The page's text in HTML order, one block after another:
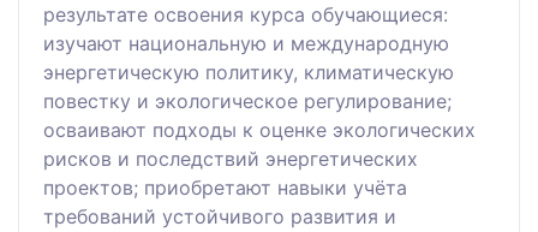
результате освоения курса обучающиеся:
изучают национальную и международную
энергетическую политику, климатическую
повестку и экологическое регулирование;
осваивают подходы к оценке экологических
рисков и последствий энергетических
проектов; приобретают навыки учёта
требований устойчивого развития и